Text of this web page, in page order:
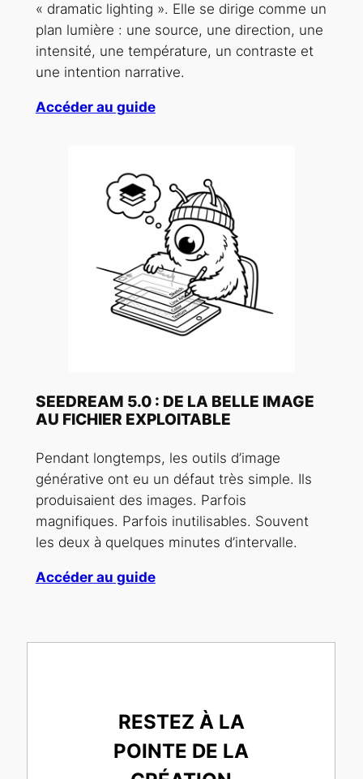
« dramatic lighting ». Elle se dirige comme un
plan lumière : une source, une direction, une
intensité, une température, un contraste et
une intention narrative.
Accéder au guide
SEEDREAM 5.0 : DE LA BELLE IMAGE
AU FICHIER EXPLOITABLE
Pendant longtemps, les outils d’image
générative ont eu un défaut très simple. Ils
produisaient des images. Parfois
magnifiques. Parfois inutilisables. Souvent
les deux à quelques minutes d’intervalle.
Accéder au guide